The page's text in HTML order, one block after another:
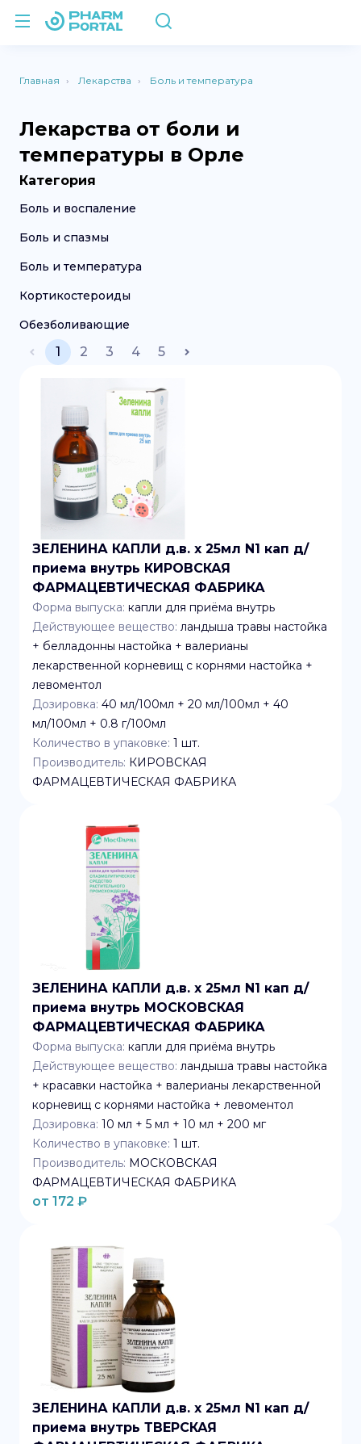
Главная Лекарства Боль и температура
Лекарства от боли и
температуры в Орле
Категория
Боль и воспаление
Боль и спазмы
Боль и температура
Кортикостероиды
Обезболивающие
1 2 3 4 5
ЗЕЛЕНИНА КАПЛИ д.в. x 25мл N1 кап д/
приема внутрь КИРОВСКАЯ
ФАРМАЦЕВТИЧЕСКАЯ ФАБРИКА
Форма выпуска: капли для приёма внутрь
Действующее вещество: ландыша травы настойка
+ белладонны настойка + валерианы
лекарственной корневищ с корнями настойка +
левоментол
Дозировка: 40 мл/100мл + 20 мл/100мл + 40
мл/100мл + 0.8 г/100мл
Количество в упаковке: 1 шт.
Производитель: КИРОВСКАЯ
ФАРМАЦЕВТИЧЕСКАЯ ФАБРИКА
ЗЕЛЕНИНА КАПЛИ д.в. x 25мл N1 кап д/
приема внутрь МОСКОВСКАЯ
ФАРМАЦЕВТИЧЕСКАЯ ФАБРИКА
Форма выпуска: капли для приёма внутрь
Действующее вещество: ландыша травы настойка
+ красавки настойка + валерианы лекарственной
корневищ с корнями настойка + левоментол
Дозировка: 10 мл + 5 мл + 10 мл + 200 мг
Количество в упаковке: 1 шт.
Производитель: МОСКОВСКАЯ
ФАРМАЦЕВТИЧЕСКАЯ ФАБРИКА
от 172 ₽
ЗЕЛЕНИНА КАПЛИ д.в. x 25мл N1 кап д/
приема внутрь ТВЕРСКАЯ